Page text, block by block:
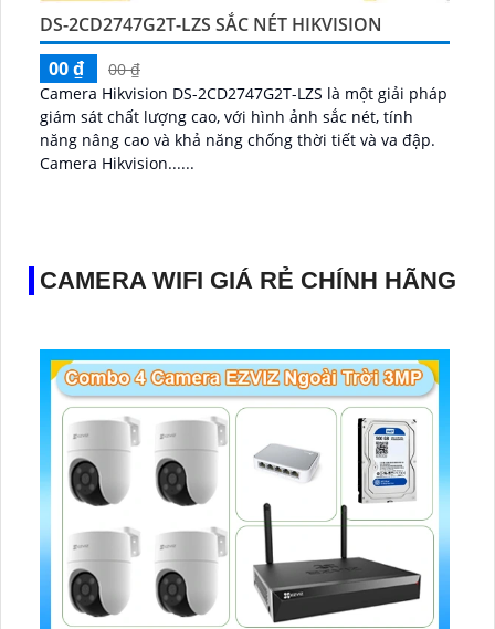
DS-2CD2747G2T-LZS SẮC NÉT HIKVISION
00 ₫
00 ₫
Camera Hikvision DS-2CD2747G2T-LZS là một giải pháp
giám sát chất lượng cao, với hình ảnh sắc nét, tính
năng nâng cao và khả năng chống thời tiết và va đập.
Camera Hikvision......
CAMERA WIFI GIÁ RẺ CHÍNH HÃNG